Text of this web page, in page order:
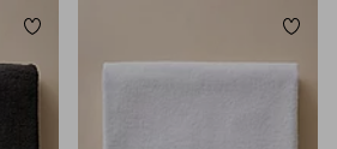
Dodaj do ulubionych